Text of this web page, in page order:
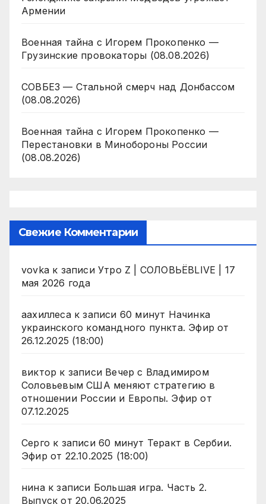
Армении
Военная тайна с Игорем Прокопенко —
Грузинские провокаторы (08.08.2026)
СОВБЕЗ — Стальной смерч над Донбассом
(08.08.2026)
Военная тайна с Игорем Прокопенко —
Перестановки в Минобороны России
(08.08.2026)
Свежие Комментарии
vovka к записи Утро Z | СОЛОВЬЁВLIVE | 17
мая 2026 года
аахиллесак записи 60 минут Начинка
украинского командного пункта. Эфир от
26.12.2025 (18:00)
виктор к записи Вечер с Владимиром
Соловьевым США меняют стратегию в
отношении России и Европы. Эфир от
07.12.2025
Серго к записи 60 минут Теракт в Сербии.
Эфир от 22.10.2025 (18:00)
нинак записи Большая игра. Часть 2.
Выпуск от 20.06.2025